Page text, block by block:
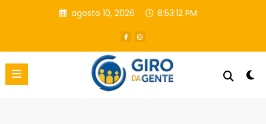
agosto 10, 2026 8:53:13 PM